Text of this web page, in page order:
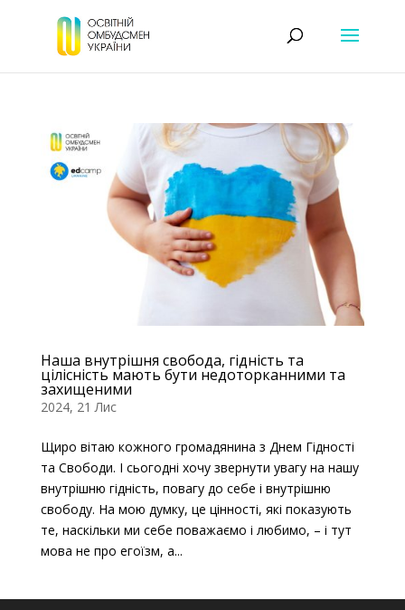
Наша внутрішня свобода, гідність та
цілісність мають бути недоторканними та
захищеними
2024, 21 Лис
Щиро вітаю кожного громадянина з Днем Гідності
та Свободи. І сьогодні хочу звернути увагу на нашу
внутрішню гідність, повагу до себе і внутрішню
свободу. На мою думку, це цінності, які показують
те, наскільки ми себе поважаємо і любимо, – і тут
мова не про егоїзм, а...